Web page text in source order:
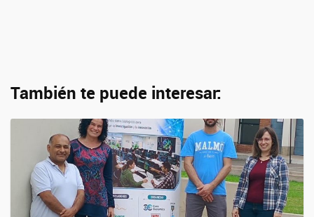
También te puede interesar: